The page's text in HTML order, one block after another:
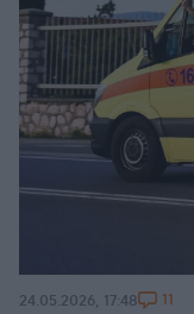
24.05.2026, 17:48 11